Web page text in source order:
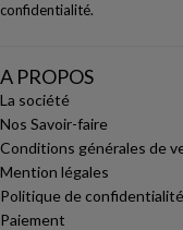
confidentialité.
A PROPOS
La société
Nos Savoir-faire
Conditions générales de
Mention légales
Politique de confidentialité
Paiement